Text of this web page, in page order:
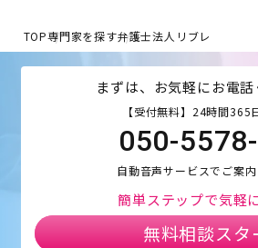
TOP専門家を探す弁護士法人リブレ
まずは、お気軽にお電
【受付無料】24時間365
050-
自動音声サービスでご案
簡単ステップで気軽
無料相談スタ